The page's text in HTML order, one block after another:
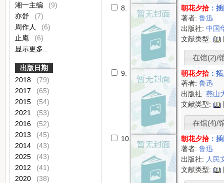
湘一主编
(9)
亦舒
(7)
周作人
(6)
止庵
(6)
显示更多..
出版日期
2018
(79)
2017
(65)
2015
(54)
2021
(53)
2016
(52)
2013
(45)
2014
(43)
2025
(43)
2012
(41)
2020
(38)
8. 朝花夕拾：
著者:鲁迅
出版社:中国
文献类型:
在馆(2)/
9. 朝花夕拾：
著者:鲁迅
出版社:燕山
文献类型:
在馆(4)/
10. 朝花夕拾：
著者:鲁迅
出版社: 人民
文献类型: